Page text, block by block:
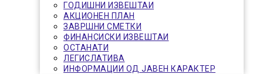
ГОДИШНИ ИЗВЕШТАИ
АКЦИОНЕН ПЛАН
ЗАВРШНИ СМЕТКИ
ФИНАНСИСКИ ИЗВЕШТАИ
ОСТАНАТИ
ЛЕГИСЛАТИВА
ИНФОРМАЦИИ ОД ЈАВЕН КАРАКТЕР